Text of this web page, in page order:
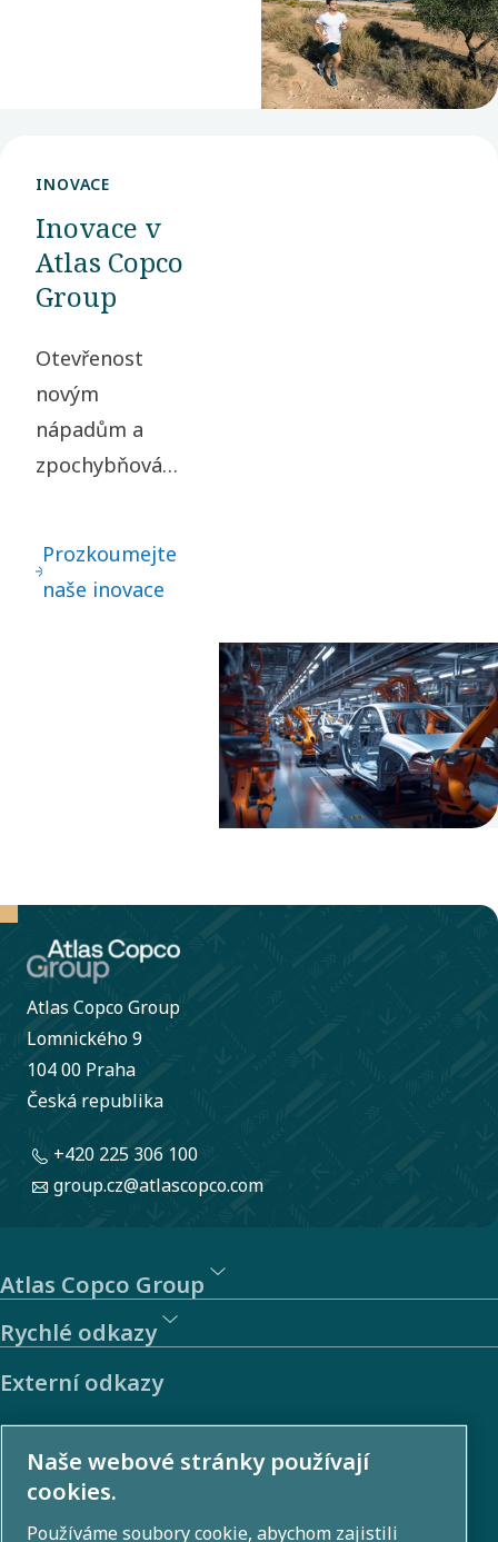
INOVACE
Inovace v
Atlas Copco
Group
Otevřenost
novým
nápadům a
zpochybňování
základem
našich inovací.
Prozkoumejte
naše inovace
Atlas Copco Group
Lomnického 9
104 00 Praha
Česká republika
+420 225 306 100
group.cz@atlascopco.com
Atlas Copco Group
Rychlé odkazy
Externí odkazy
Galerie fotografií a videí
Naše webové stránky používají
cookies.
Používáme soubory cookie, abychom zajistili